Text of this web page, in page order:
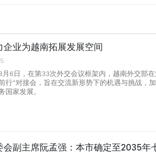
企业为越南拓展发展空间
6日，在第33次外交会议框架内，越南外交部
行”对接会，旨在交流新形势下的机遇与挑战，
国家发展。
会副主席阮孟强：本市确定至2035年